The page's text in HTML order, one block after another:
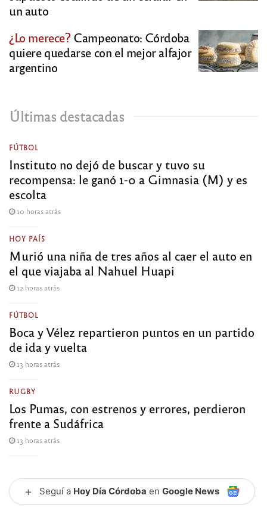
un auto
¿Lo merece?Campeonato: Córdoba
quiere quedarse con el mejor alfajor
argentino
Últimas destacadas
FÚTBOL
Instituto no dejó de buscar y tuvo su
recompensa: le ganó 1-0 a Gimnasia (M) y es
escolta
10 horas atrás
HOY PAÍS
Murió una niña de tres años al caer el auto en
el que viajaba al Nahuel Huapi
12 horas atrás
FÚTBOL
Boca y Vélez repartieron puntos en un partido
de ida y vuelta
13 horas atrás
RUGBY
Los Pumas, con estrenos y errores, perdieron
frente a Sudáfrica
13 horas atrás
+ Seguí a Hoy Día Córdoba en Google News